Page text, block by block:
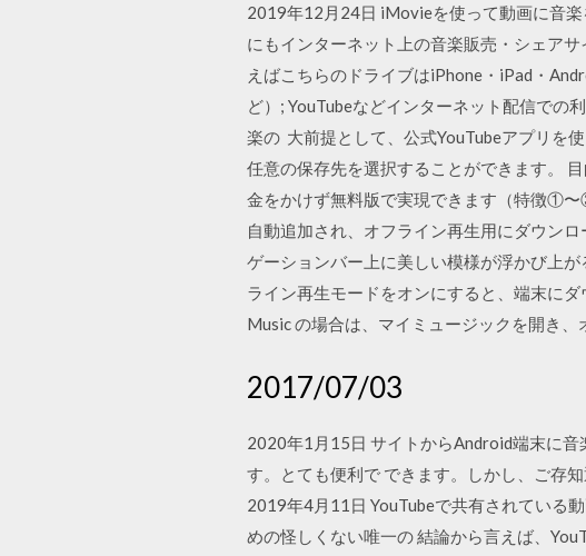
2019年12月24日 iMovieを使って動画に音
にもインターネット上の音楽販売・シェア
えばこちらのドライブはiPhone・iPad・
ど）; YouTubeなどインターネット配信での
楽の 大前提として、公式YouTubeアプリを
任意の保存先を選択することができます。
金をかけず無料版で実現できます（特徴①
自動追加され、オフライン再生用にダウン
ゲーションバー上に美しい模様が浮かび上
ライン再生モードをオンにすると、端末に
Music の場合は、マイミュージックを開き
2017/07/03
2020年1月15日 サイトからAndroid端末に
す。とても便利で できます。しかし、ご存
2019年4月11日 YouTubeで共有されている
めの怪しくない唯一の 結論から言えば、